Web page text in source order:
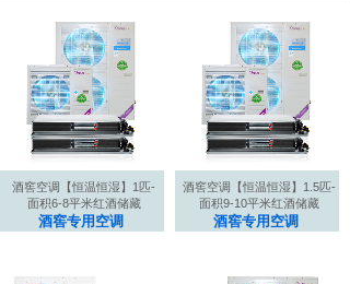
酒窖空调【恒温恒湿】1匹-
面积6-8平米红酒储藏
酒窖专用空调
酒窖空调【恒温恒湿】1.5匹-
面积9-10平米红酒储藏
酒窖专用空调